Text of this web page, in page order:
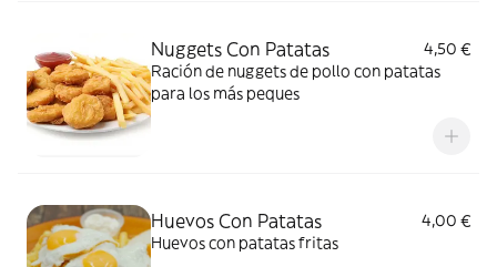
Nuggets Con Patatas
4,50 €
Ración de nuggets de pollo con patatas
para los más peques
Huevos Con Patatas
4,00 €
Huevos con patatas fritas